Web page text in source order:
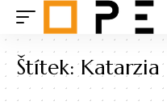
Štítek:Katarzia